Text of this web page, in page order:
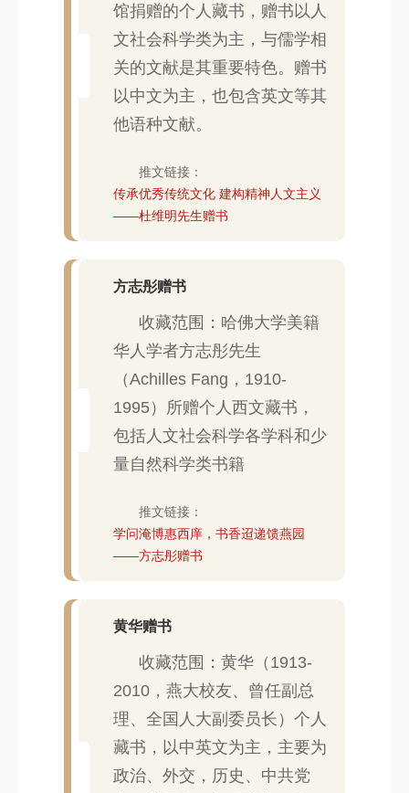
馆捐赠的个人藏书，赠书以人
文社会科学类为主，与儒学相
关的文献是其重要特色。赠书
以中文为主，也包含英文等其
他语种文献。
推文链接：
传承优秀传统文化 建构精神人文主义
——杜维明先生赠书
方志彤赠书
收藏范围：哈佛大学美籍
华人学者方志彤先生
（Achilles Fang，1910-
1995）所赠个人西文藏书，
包括人文社会科学各学科和少
量自然科学类书籍
推文链接：
学问淹博惠西庠，书香迢递馈燕园
——方志彤赠书
黄华赠书
收藏范围：黄华（1913-
2010，燕大校友、曾任副总
理、全国人大副委员长）个人
藏书，以中英文为主，主要为
政治、外交，历史、中共党